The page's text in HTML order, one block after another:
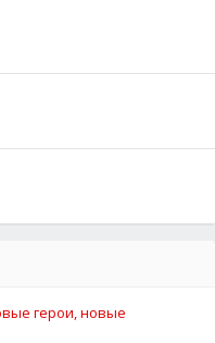
герои, новые